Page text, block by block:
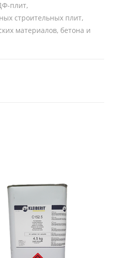
плит,
строительных плит,
материалов, бетона и